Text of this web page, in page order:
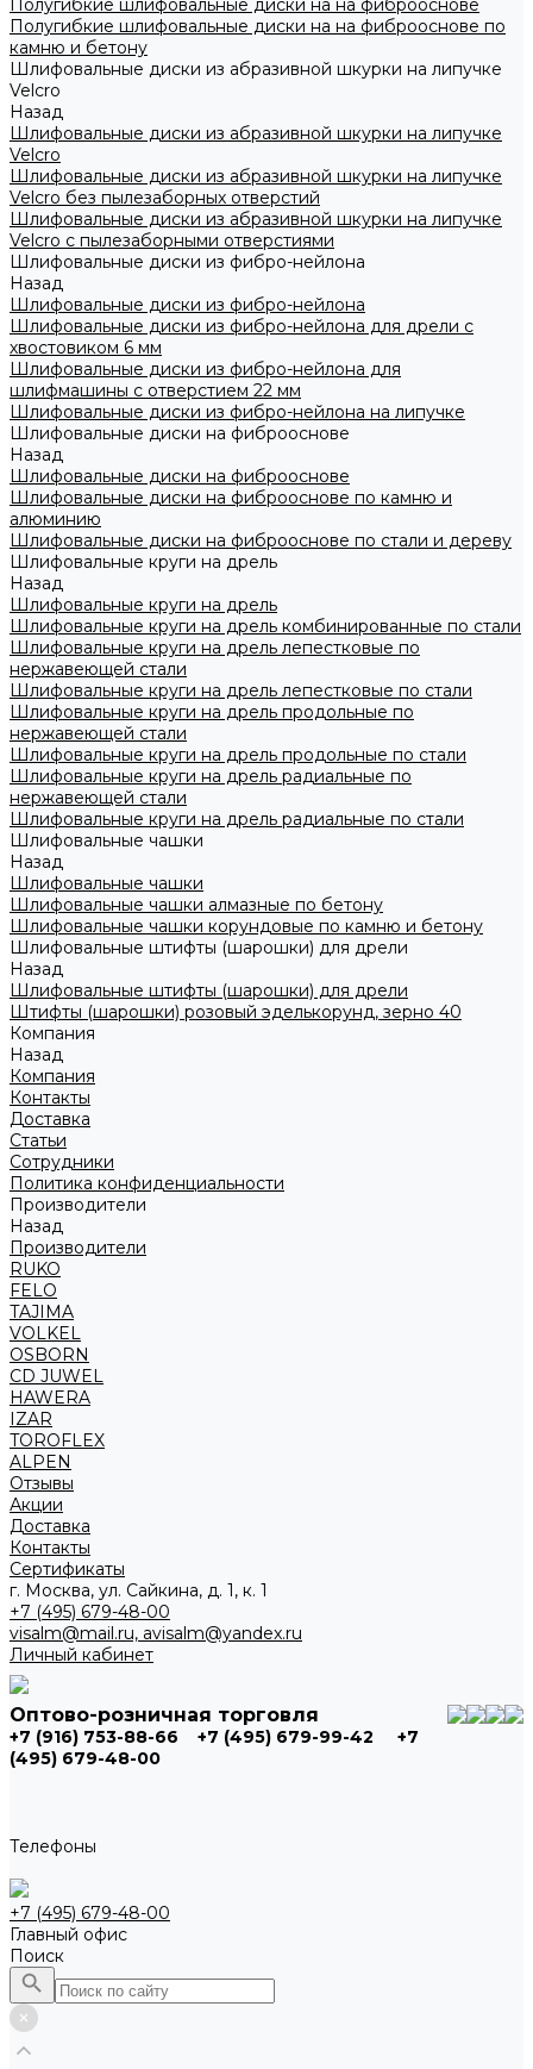
Полугибкие шлифовальные диски на на фиброоснове
Полугибкие шлифовальные диски на на фиброоснове по
камню и бетону
Шлифовальные диски из абразивной шкурки на липучке
Velcro
Назад
Шлифовальные диски из абразивной шкурки на липучке
Velcro
Шлифовальные диски из абразивной шкурки на липучке
Velcro без пылезаборных отверстий
Шлифовальные диски из абразивной шкурки на липучке
Velcro с пылезаборными отверстиями
Шлифовальные диски из фибро-нейлона
Назад
Шлифовальные диски из фибро-нейлона
Шлифовальные диски из фибро-нейлона для дрели с
хвостовиком 6 мм
Шлифовальные диски из фибро-нейлона для
шлифмашины с отверстием 22 мм
Шлифовальные диски из фибро-нейлона на липучке
Шлифовальные диски на фиброоснове
Назад
Шлифовальные диски на фиброоснове
Шлифовальные диски на фиброоснове по камню и
алюминию
Шлифовальные диски на фиброоснове по стали и дереву
Шлифовальные круги на дрель
Назад
Шлифовальные круги на дрель
Шлифовальные круги на дрель комбинированные по стали
Шлифовальные круги на дрель лепестковые по
нержавеющей стали
Шлифовальные круги на дрель лепестковые по стали
Шлифовальные круги на дрель продольные по
нержавеющей стали
Шлифовальные круги на дрель продольные по стали
Шлифовальные круги на дрель радиальные по
нержавеющей стали
Шлифовальные круги на дрель радиальные по стали
Шлифовальные чашки
Назад
Шлифовальные чашки
Шлифовальные чашки алмазные по бетону
Шлифовальные чашки корундовые по камню и бетону
Шлифовальные штифты (шарошки) для дрели
Назад
Шлифовальные штифты (шарошки) для дрели
Штифты (шарошки) розовый эделькорунд, зерно 40
Компания
Назад
Компания
Контакты
Доставка
Статьи
Сотрудники
Политика конфиденциальности
Производители
Назад
Производители
RUKO
FELO
TAJIMA
VOLKEL
OSBORN
CD JUWEL
HAWERA
IZAR
TOROFLEX
ALPEN
Отзывы
Акции
Доставка
Контакты
Сертификаты
г. Москва, ул. Сайкина, д. 1, к. 1
+7 (495) 679-48-00
visalm@mail.ru, avisalm@yandex.ru
Личный кабинет
Оптово-розничная торговля
+7 (916) 753-88-66 +7 (495) 679-99-42
+7
(495) 679-48-00
Телефоны
+7 (495) 679-48-00
Главный офис
Поиск